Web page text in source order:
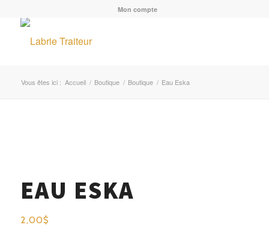
Mon compte
Vous êtes ici : Accueil / Boutique / Boutique / Eau Eska
EAU ESKA
2,00$